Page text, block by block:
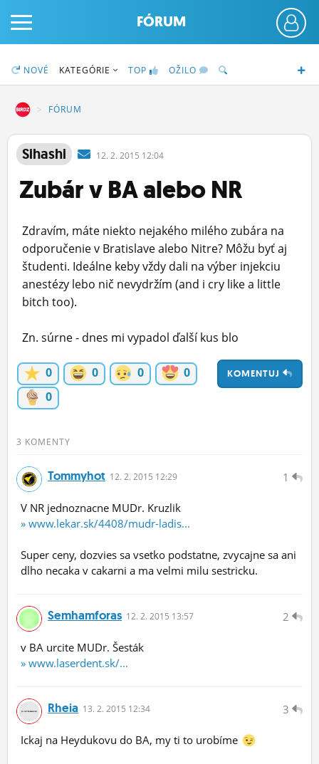
PRIHLÁS SA
ČINŽIAK
STATUSY
BLOGY
OBRÁZKY
ĽUDIA
MÔJ PROFIL
NASTAVENIA
FÓRUM
NOVÉ KATEGÓRIE TOP OŽILO
FÓRUM
Sihashi 12. 2. 2015 12:04
Zubár v BA alebo NR
Zdravím, máte niekto nejakého milého zubára na
odporučenie v Bratislave alebo Nitre? Môžu byť aj
študenti. Ideálne keby vždy dali na výber injekciu
anestézy lebo nič nevydržím (and i cry like a little
bitch too).
Zn. súrne - dnes mi vypadol ďalší kus blo
KOMENTUJ
0 0 0
0
0
3 KOMENTY
1
Tommyhot 12. 2. 2015 12:29
V NR jednoznacne MUDr. Kruzlik
» www.lekar.sk/4408/mudr-ladis...
Super ceny, dozvies sa vsetko podstatne, zvycajne sa ani
dlho necaka v cakarni a ma velmi milu sestricku.
2
Semhamforas 12. 2. 2015 13:57
v BA urcite MUDr. Šesták
» www.laserdent.sk/...
3
Rheia 13. 2. 2015 12:34
Ickaj na Heydukovu do BA, my ti to urobíme